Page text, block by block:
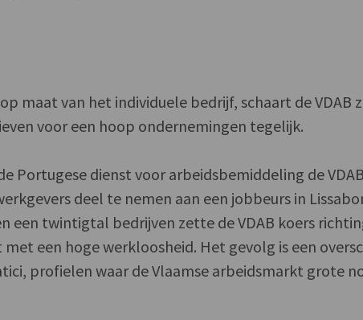
maat van het individuele bedrijf, schaart de VDAB
voor een hoop ondernemingen tegelijk.
Portugese dienst voor arbeidsbemiddeling de
deel te nemen aan een jobbeurs in
een twintigtal bedrijven zette de VDAB koers
een hoge werkloosheid. Het gevolg is een
profielen waar de Vlaamse arbeidsmarkt grote